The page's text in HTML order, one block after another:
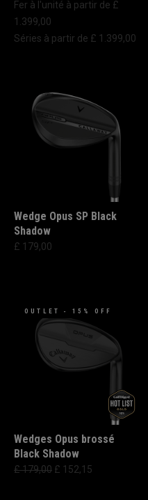
Fer à l'unité à partir de £
1.399,00
Séries à partir de £ 1.399,00
Wedge Opus SP Black
Shadow
£ 179,00
OUTLET - 15% OFF
Wedges Opus brossé
Black Shadow
£ 179,00 £ 152,15